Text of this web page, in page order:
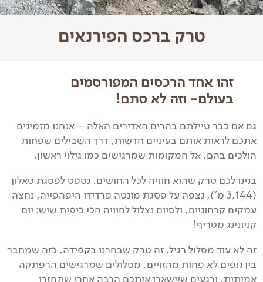
טרק ברכס הפירנאים
זהו אחד הרכסים המפורסמים
בעולם- וזה לא סתם!
גם אם כבר טיילתם בהרים האדירים האלה – אנחנו מזמינים
אתכם לראות אותם בעיניים חדשות, דרך השבילים שפחות
הולכים בהם, אל המקומות שמרגישים כמו גילוי ראשון.
בנינו לכם טרק שהוא חוויה לכל החושים. נטפס לפסגת טאלון
(3,144 מ’), נצפה על פסגת מונטה פרדידו היפהפייה, נחצה
עמקים קרחוניים, ולסיום נצלול לחוויה הכי כיפית שיש: יום
קניונינג מטריף!
זה לא עוד מסלול רגיל. זה טרק שבחרנו בקפידה, כזה שמחבר
בין נופים לא פחות מהזויים, מסלולים שמרגישים הרפתקה
אמיתית, ורגעים שיישארו איתכם הרבה אחרי שתחזרו